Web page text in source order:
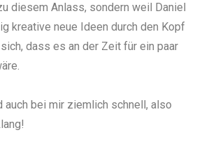
diesem Anlass, sondern weil Daniel
kreative neue Ideen durch den Kopf
dass es an der Zeit für ein paar
auch bei mir ziemlich schnell, also